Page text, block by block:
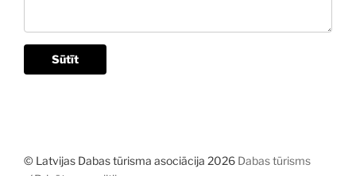
Sūtīt
© Latvijas Dabas tūrisma asociācija 2026 Dabas tūrisms